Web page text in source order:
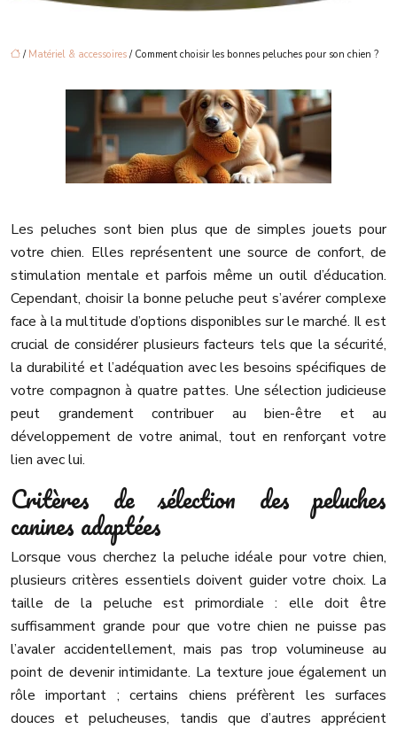
/ Matériel & accessoires / Comment choisir les bonnes peluches pour son chien ?
Les peluches sont bien plus que de simples jouets pour
votre chien. Elles représentent une source de confort, de
stimulation mentale et parfois même un outil d’éducation.
Cependant, choisir la bonne peluche peut s’avérer complexe
face à la multitude d’options disponibles sur le marché. Il est
crucial de considérer plusieurs facteurs tels que la sécurité,
la durabilité et l’adéquation avec les besoins spécifiques de
votre compagnon à quatre pattes. Une sélection judicieuse
peut grandement contribuer au bien-être et au
développement de votre animal, tout en renforçant votre
lien avec lui.
Critères de sélection des peluches
canines adaptées
Lorsque vous cherchez la peluche idéale pour votre chien,
plusieurs critères essentiels doivent guider votre choix. La
taille de la peluche est primordiale : elle doit être
suffisamment grande pour que votre chien ne puisse pas
l’avaler accidentellement, mais pas trop volumineuse au
point de devenir intimidante. La texture joue également un
rôle important ; certains chiens préfèrent les surfaces
douces et pelucheuses, tandis que d’autres apprécient